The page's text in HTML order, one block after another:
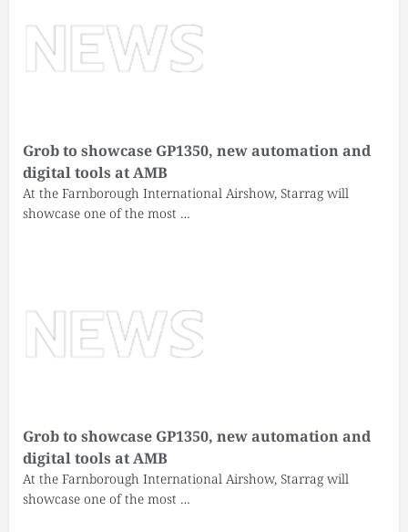
Grob to showcase GP1350, new automation and
digital tools at AMB
At the Farnborough International Airshow, Starrag will
showcase one of the most …
Grob to showcase GP1350, new automation and
digital tools at AMB
At the Farnborough International Airshow, Starrag will
showcase one of the most …